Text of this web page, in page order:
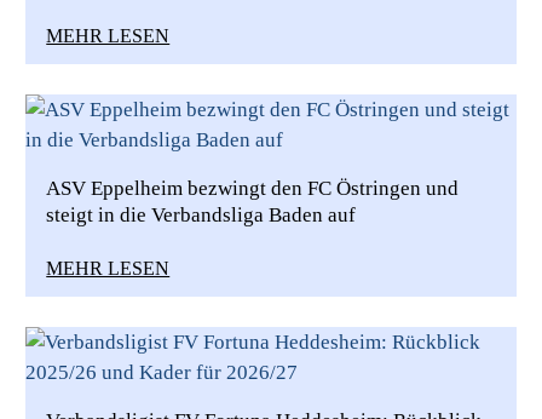
MEHR LESEN
ASV Eppelheim bezwingt den FC Östringen und
steigt in die Verbandsliga Baden auf
MEHR LESEN